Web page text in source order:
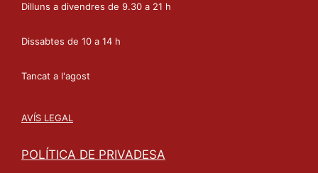
Dilluns a divendres de 9.30 a 21 h
Dissabtes de 10 a 14 h
Tancat a l'agost
AVÍS LEGAL
POLÍTICA DE PRIVADESA